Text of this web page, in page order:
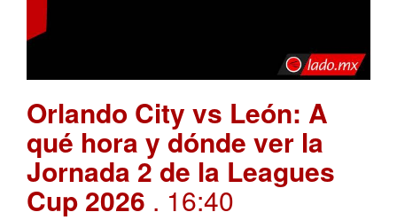
Orlando City vs León: A
qué hora y dónde ver la
Jornada 2 de la Leagues
Cup 2026 . 16:40